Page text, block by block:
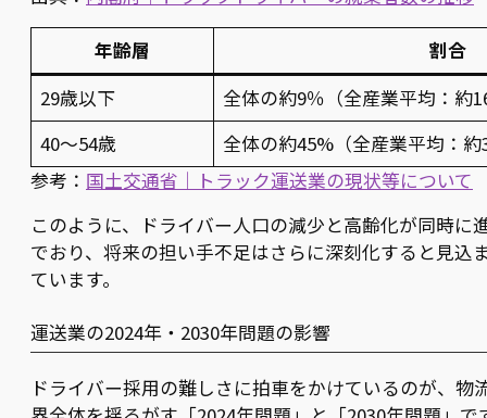
年齢層
割合
29歳以下
全体の約9％（全産業平均：約
40〜54歳
全体の約45%（全産業平均：
参考： 国土交通省｜トラック運送業の現状等について
このように、ドライバー人口の減少と高齢化が同時に
でおり、将来の担い手不足はさらに深刻化すると見込
ています。
運送業の2024年・2030年問題の影響
ドライバー採用の難しさに拍車をかけているのが、物